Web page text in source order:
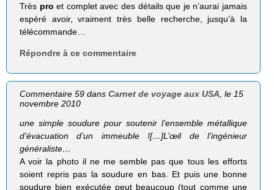
Très pro et complet avec des détails que je n’aurai jamais
espéré avoir, vraiment très belle recherche, jusqu’à la
télécommande…
Répondre à ce commentaire
Commentaire 59 dansCarnet de voyage aux USA , le 15
novembre 2010
une simple sou­dure pour sou­te­nir l’ensemble métal­lique
d’évacuation d’un immeuble ![…]L’œil de l’ingénieur
généraliste…
A voir la photo il ne me semble pas que tous les efforts
soient repris pas la soudure en bas. Et puis une bonne
soudure bien exécutée peut beaucoup (tout comme une